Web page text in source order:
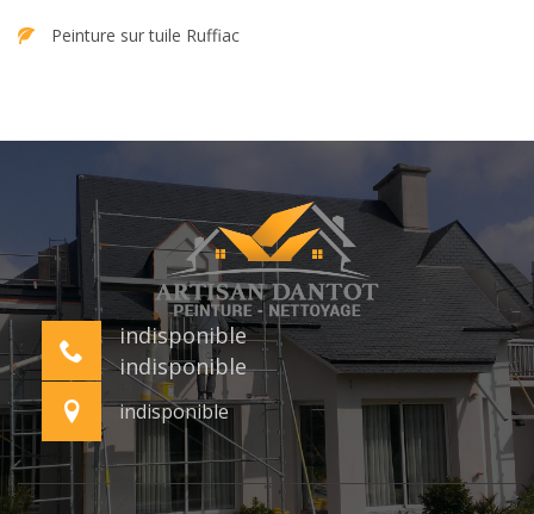
Peinture sur tuile Ruffiac
indisponible
indisponible
indisponible